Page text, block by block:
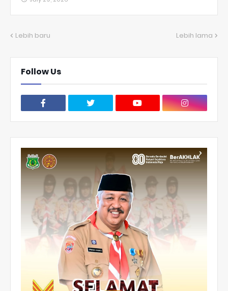
Lebih baru Lebih lama
Follow Us